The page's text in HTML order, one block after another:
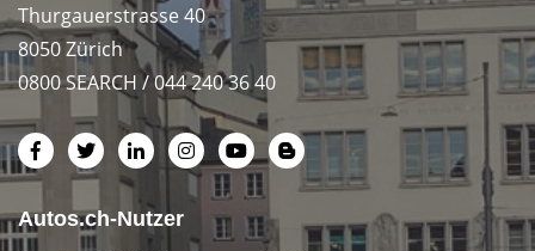
Thurgauerstrasse 40
8050 Zürich
0800 SEARCH / 044 240 36 40
Autos.ch-Nutzer